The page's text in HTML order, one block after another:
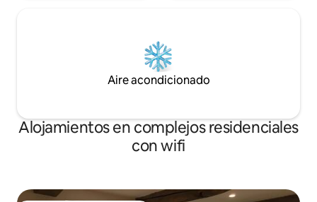
Aire acondicionado
Alojamientos en complejos residenciales
con wifi